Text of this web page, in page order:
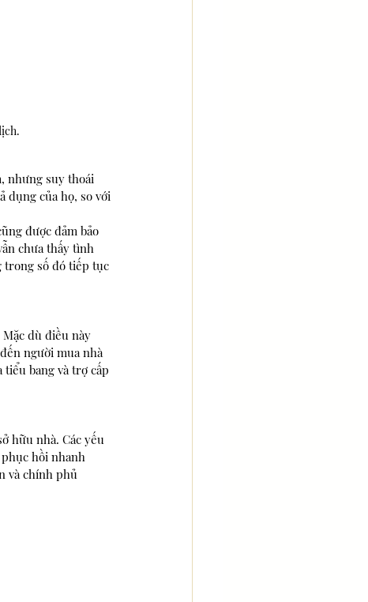
nhưng suy thoái
dụng của họ, so với
chưa thấy tình
trong số đó tiếp tục
dù điều này
người mua nhà
bang và trợ cấp
hữu nhà. Các yếu
hồi nhanh
và chính phủ